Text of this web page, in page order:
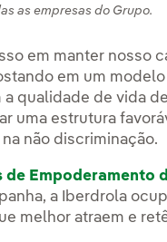
as empresas do Grupo.
em manter nosso
em um
qualidade de vida
uma estrutura
não discriminação.
de Empoderamento
a Iberdrola
in new window.
melhor atraem e